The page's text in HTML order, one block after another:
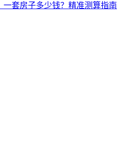
一套房子多少钱？精准测算指南